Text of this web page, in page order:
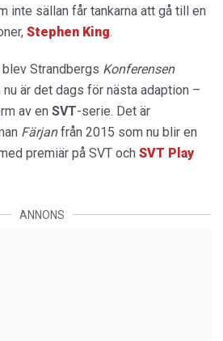
inte sällan får tankarna att gå till en
Stephen King.
Strandbergs Konferensen
nu är det dags för nästa adaption –
av en SVT-serie. Det är
Färjanfrån 2015 som nu blir en
premiär på SVT och SVT Play
ANNONS